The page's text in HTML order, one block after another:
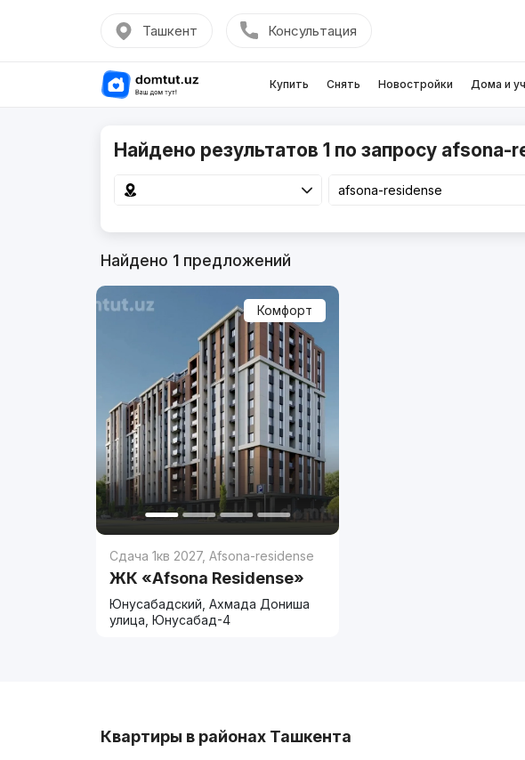
Ташкент Консультация
Купить Снять Новостройки Дома и
Найдено результатов 1 по запросу afsona-
Найдено 1предложений
Комфорт
Сдача 1кв 2027,Afsona-residense
ЖК «Afsona Residense»
Юнусабадский, Ахмада Дониша
улица, Юнусабад-4
Квартиры в районах Ташкента